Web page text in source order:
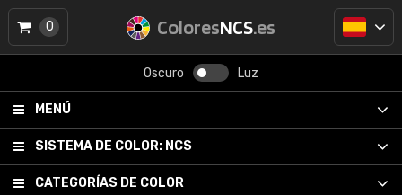
ColoresNCS.es
Oscuro Luz
MENÚ
SISTEMA DE COLOR: NCS
CATEGORÍAS DE COLOR
0